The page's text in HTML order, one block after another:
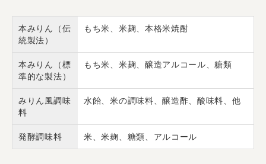
本みりん（伝
統製法）
もち米、米麹、本格米焼酎
本みりん（標
準的な製法）
もち米、米麹、醸造アルコール、糖類
みりん風調味
料
水飴、米の調味料、醸造酢、酸味料、他
発酵調味料 米、米麹、糖類、アルコール